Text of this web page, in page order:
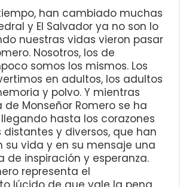
han cambiado muchas
y El Salvador ya no son lo
nuestras vidas vieron pasar
Nosotros, los de
somos los mismos. Los
en adultos, los adultos
y polvo. Y mientras
Monseñor Romero se ha
hasta los corazones
y diversos, que han
su vida y en su mensaje una
de inspiración y esperanza.
representa el